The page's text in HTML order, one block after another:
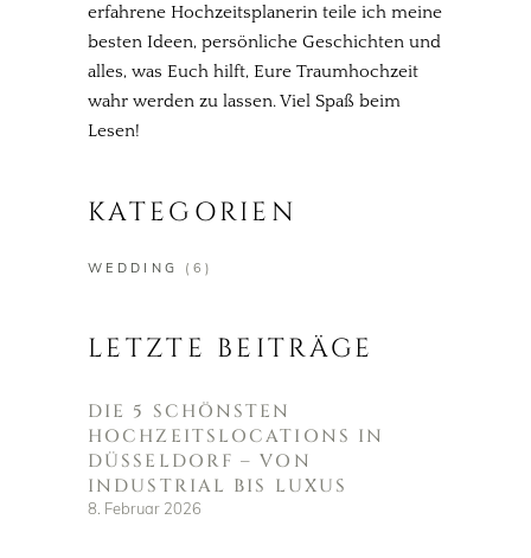
erfahrene Hochzeitsplanerin teile ich meine
besten Ideen, persönliche Geschichten und
alles, was Euch hilft, Eure Traumhochzeit
wahr werden zu lassen. Viel Spaß beim
Lesen!
KATEGORIEN
WEDDING (6)
LETZTE BEITRÄGE
DIE 5 SCHÖNSTEN
HOCHZEITSLOCATIONS IN
DÜSSELDORF – VON
INDUSTRIAL BIS LUXUS
8. Februar 2026